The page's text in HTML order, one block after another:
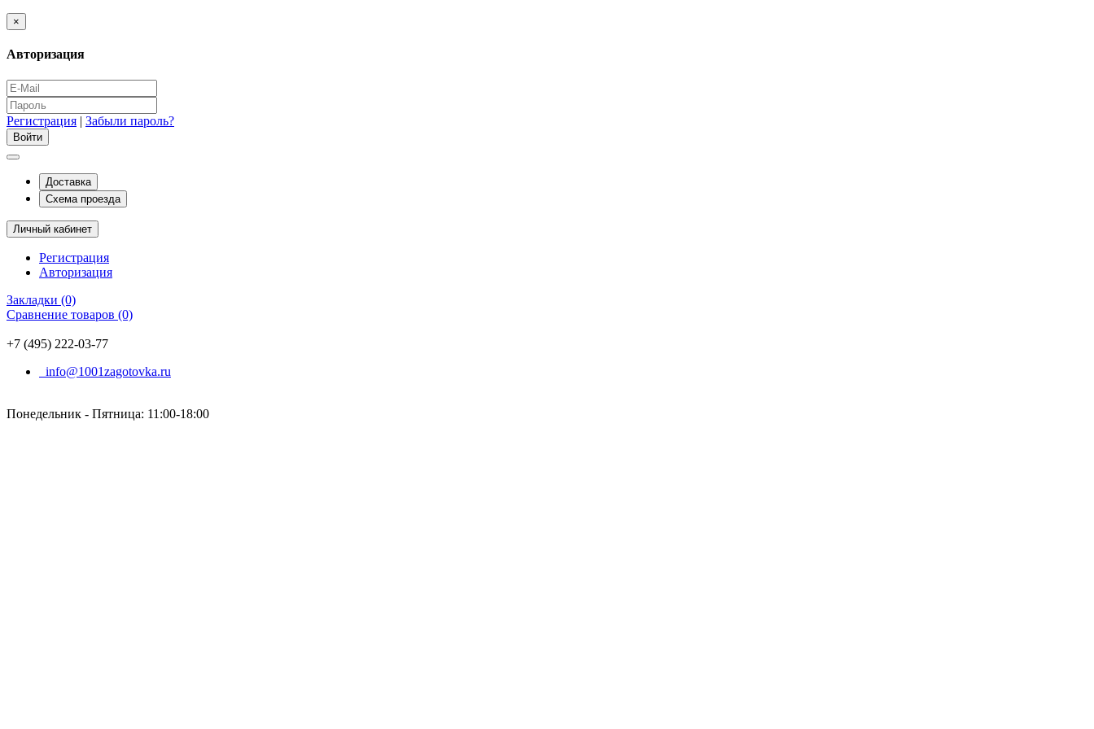
×
Авторизация
Регистрация | Забыли пароль?
Доставка
Схема проезда
Личный кабинет
Регистрация
Авторизация
Закладки (0)
Сравнение товаров (0)
+7 (495) 222-03-77
info@1001zagotovka.ru
Понедельник - Пятница: 11:00-18:00